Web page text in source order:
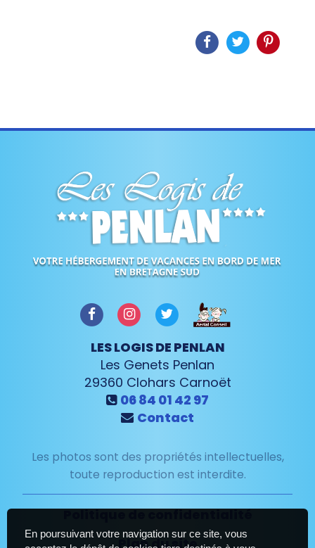
LES LOGIS DE PENLAN
Les Genets Penlan
29360 Clohars Carnoët
06 84 01 42 97
Contact
Les photos sont des propriétés intellectuelles,
toute reproduction est interdite.
Plan du site
En poursuivant votre navigation sur ce site, vous